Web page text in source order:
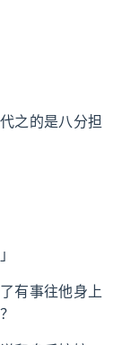
之的是八分担
有事往他身上